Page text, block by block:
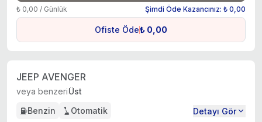
₺ 0,00 / Günlük Şimdi Öde Kazancınız: ₺ 0,00
Ofiste Öde₺ 0,00
JEEP AVENGER
veya benzeriÜst
Benzin
Otomatik Detayı Gör